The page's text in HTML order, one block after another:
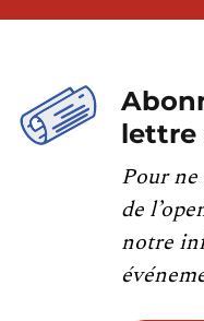
lettre
Pour
de
notre